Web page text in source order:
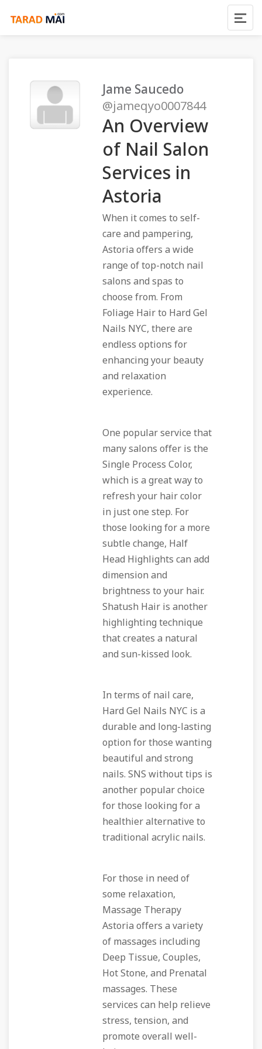
Jame Saucedo
@jameqyo0007844
An Overview
of Nail Salon
Services in
Astoria
When it comes to self-
care and pampering,
Astoria offers a wide
range of top-notch nail
salons and spas to
choose from. From
Foliage Hair to Hard Gel
Nails NYC, there are
endless options for
enhancing your beauty
and relaxation
experience.
One popular service that
many salons offer is the
Single Process Color,
which is a great way to
refresh your hair color
in just one step. For
those looking for a more
subtle change, Half
Head Highlights can add
dimension and
brightness to your hair.
Shatush Hair is another
highlighting technique
that creates a natural
and sun-kissed look.
In terms of nail care,
Hard Gel Nails NYC is a
durable and long-lasting
option for those wanting
beautiful and strong
nails. SNS without tips is
another popular choice
for those looking for a
healthier alternative to
traditional acrylic nails.
For those in need of
some relaxation,
Massage Therapy
Astoria offers a variety
of massages including
Deep Tissue, Couples,
Hot Stone, and Prenatal
massages. These
services can help relieve
stress, tension, and
promote overall well-